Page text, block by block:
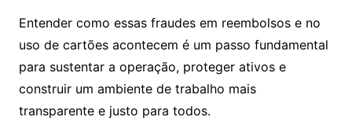
Entender como essas fraudes em reembolsos e no
uso de cartões acontecem é um passo fundamental
para sustentar a operação, proteger ativos e
construir um ambiente de trabalho mais
transparente e justo para todos.